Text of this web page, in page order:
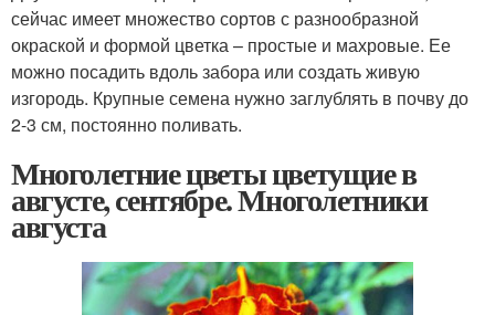
сейчас имеет множество сортов с разнообразной
окраской и формой цветка – простые и махровые. Ее
можно посадить вдоль забора или создать живую
изгородь. Крупные семена нужно заглублять в почву до
2-3 см, постоянно поливать.
Многолетние цветы цветущие в
августе, сентябре. Многолетники
августа